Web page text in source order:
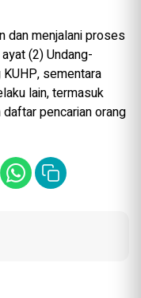
dan menjalani proses
(2) Undang-
sementara
lain, termasuk
pencarian orang